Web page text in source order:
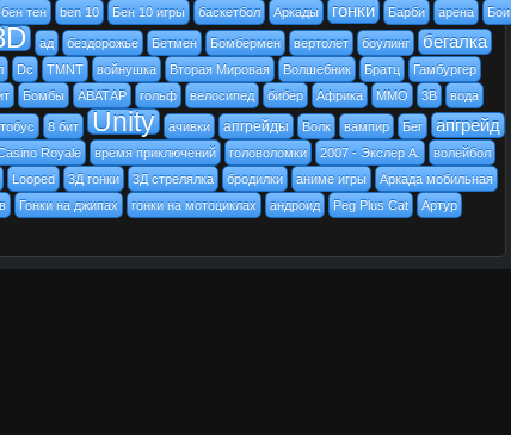
бен тен ben 10 Бен 10 игры баскетбол Аркады гонки Барби арена Бои
ад бездорожье Бетмен Бомбермен вертолет боулинг бегалка
Dc TMNT войнушка Вторая Мировая Волшебник Братц
Гамбургер
Бомбы АВАТАР гольф велосипед бибер Африка MMO 3В вода
8 бит Unity ачивки апгрейды Волк вампир Бег апгрейд
Royale время приключений головоломки 2007 - Экслер А. волейбол
Looped 3Д гонки 3Д стрелялка бродилки аниме игры
Аркада мобильная
Гонки на джипах гонки на мотоциклах андроид Peg Plus Cat
Артур